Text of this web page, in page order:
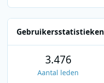
Gebruikersstatistieken
3.476
Aantal leden